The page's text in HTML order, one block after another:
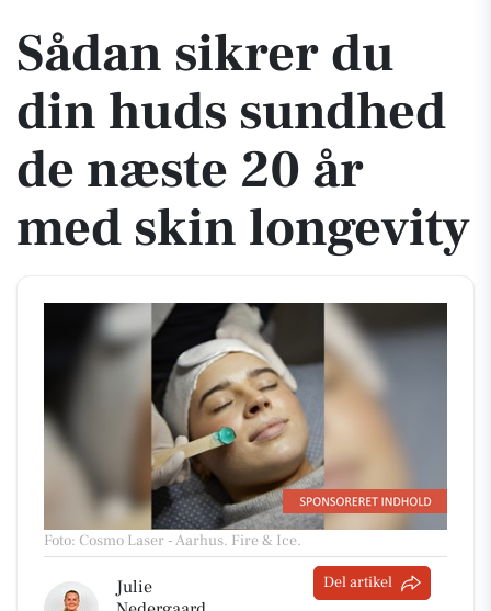
Sådan sikrer du
din huds sundhed
de næste 20 år
med skin longevity
Foto: Cosmo Laser - Aarhus. Fire & Ice.
Julie
Del artikel